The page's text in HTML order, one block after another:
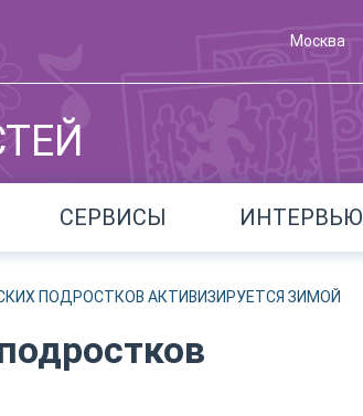
Москва
СЕРВИСЫ ИНТЕРВЬЮ
ПОДРОСТКОВ АКТИВИЗИРУЕТСЯ ЗИМОЙ